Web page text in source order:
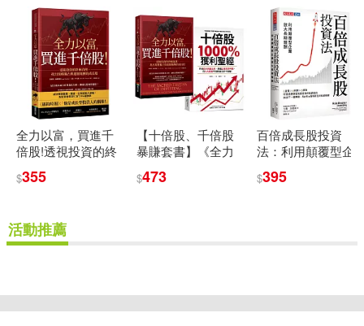
漫畫:牛野こも 原作:守雨 角色原案:
藤実なんな(4)
潘玉峰(4) 犬村小六(4)
王克明(4) 王智遠(4)
珍‧奧斯汀(4)
琳西．斐(4)
四川美術出版社(14)
天下文化(14)
山東人民出版社(14)
廣東人民出版社(14)
悅知文化(14)
全力以富，買進千
倍股!透視投資的終
獨占與超額報酬的
$355
【十倍股、千倍股
暴賺套書】《全力
股!》+《十倍股
$473
百倍成長股投資
法：利用顛覆型企
$395
活動推薦